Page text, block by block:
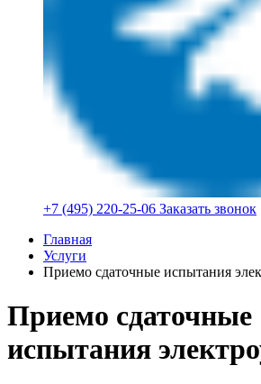
+7 (495) 220-25-06 Заказать звонок
Главная
Услуги
Приемо сдаточные испытания
Приемо сдаточные
испытания